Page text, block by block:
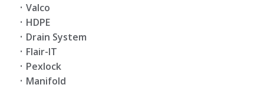
Valco
HDPE
Drain System
Flair-IT
Pexlock
Manifold